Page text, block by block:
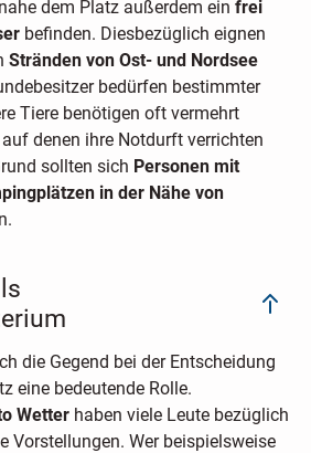
dem Platz außerdem ein frei
befinden. Diesbezüglich eignen
Stränden von Ost- und Nordsee
bedürfen bestimmter
Tiere benötigen oft vermehrt
denen ihre Notdurft verrichten
sollten sich Personen mit
in der Nähe von
die Gegend bei der Entscheidung
eine bedeutende Rolle.
Wetterhaben viele Leute bezüglich
Vorstellungen. Wer beispielsweise